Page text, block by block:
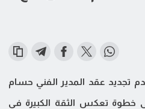
تجديد عقد المدير الفني حسام
خطوة تعكس الثقة الكبيرة في